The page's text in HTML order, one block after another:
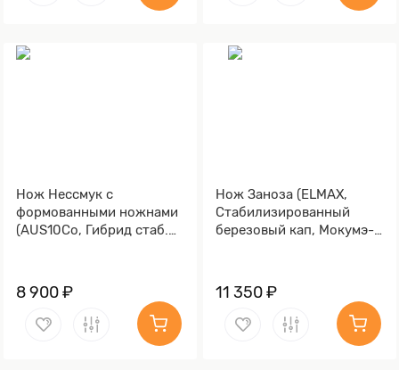
Нож Нессмук с
формованными ножнами
(AUS10Co, Гибрид стаб.
8 900 ₽
Нож Заноза (ELMAX,
Стабилизированный
березовый кап, Мокумэ-
11 350 ₽